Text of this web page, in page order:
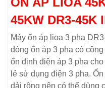
45KW DR3-45K
Máy ổn áp lioa 3 pha
dòng ổn áp 3 pha có
ổn định điện áp 3 pha
lẻ sử dụng điện 3 pha.
dải rộng nên có thể dùng